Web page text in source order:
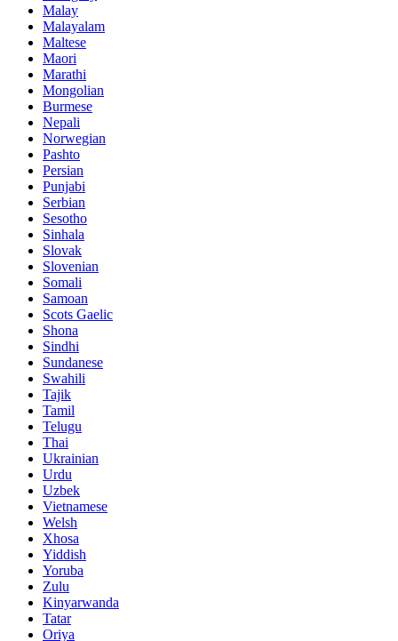
Malay
Malayalam
Maltese
Maori
Marathi
Mongolian
Burmese
Nepali
Norwegian
Pashto
Persian
Punjabi
Serbian
Sesotho
Sinhala
Slovak
Slovenian
Somali
Samoan
Scots Gaelic
Shona
Sindhi
Sundanese
Swahili
Tajik
Tamil
Telugu
Thai
Ukrainian
Urdu
Uzbek
Vietnamese
Welsh
Xhosa
Yiddish
Yoruba
Zulu
Kinyarwanda
Tatar
Oriya